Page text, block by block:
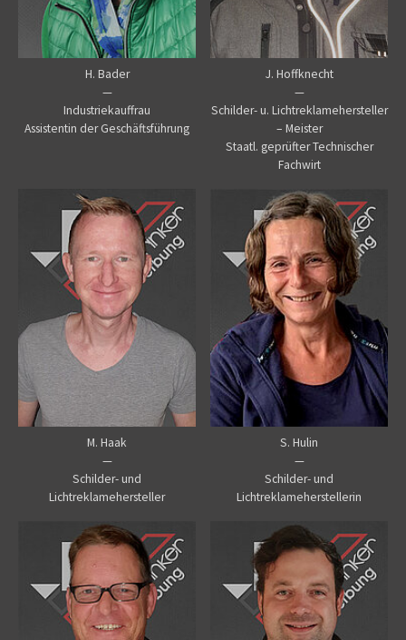
H. Bader
—
Industriekauffrau
Assistentin der Geschäftsführung
J. Hoffknecht
—
Schilder- u. Lichtreklamehersteller
– Meister
Staatl. geprüfter Technischer
Fachwirt
M. Haak
—
Schilder- und
Lichtreklamehersteller
S. Hulin
—
Schilder- und
Lichtreklameherstellerin